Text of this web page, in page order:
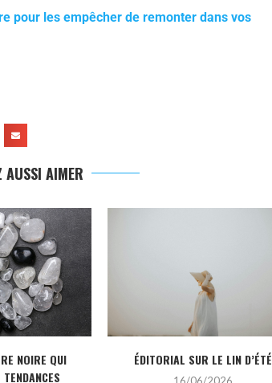
pour les empêcher de remonter dans vos
AUSSI AIMER
NOIRE QUI
ÉDITORIAL SUR LE LIN D’ÉTÉ
16/06/2026